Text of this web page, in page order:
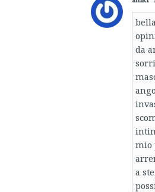
da
mio
a